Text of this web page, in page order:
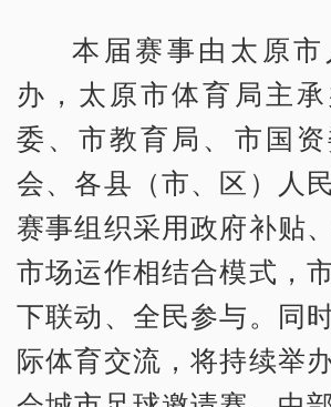
本届赛事由太原
办，太原市体育局主
委、市教育局、市国
会、各县（市、区）人
赛事组织采用政府补贴
市场运作相结合模式，
下联动、全民参与。同
际体育交流，将持续举